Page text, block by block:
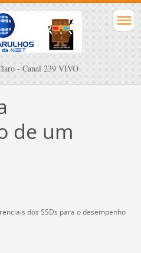
- Canal 239 VIVO
de um
dos SSDs para o desempenho